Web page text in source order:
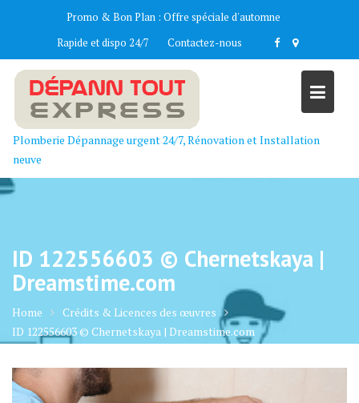
Promo & Bon Plan : Offre spéciale d'automne
Rapide et dispo 24/7
Contactez-nous
Plomberie Dépannage urgent 24/7, Rénovation et Installation
neuve
ID 122556603 © Chernetskaya |
Dreamstime.com
Home
Crédits & Licences des œuvres
ID 122556603 © Chernetskaya | Dreamstime.com